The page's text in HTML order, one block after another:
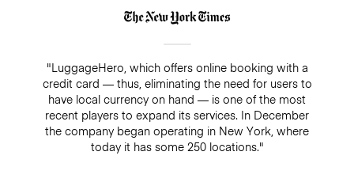
"LuggageHero, which offers online booking with a
credit card — thus, eliminating the need for users to
have local currency on hand — is one of the most
recent players to expand its services. In December
the company began operating in New York, where
today it has some 250 locations."